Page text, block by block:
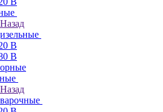
Назад
В
В
Назад